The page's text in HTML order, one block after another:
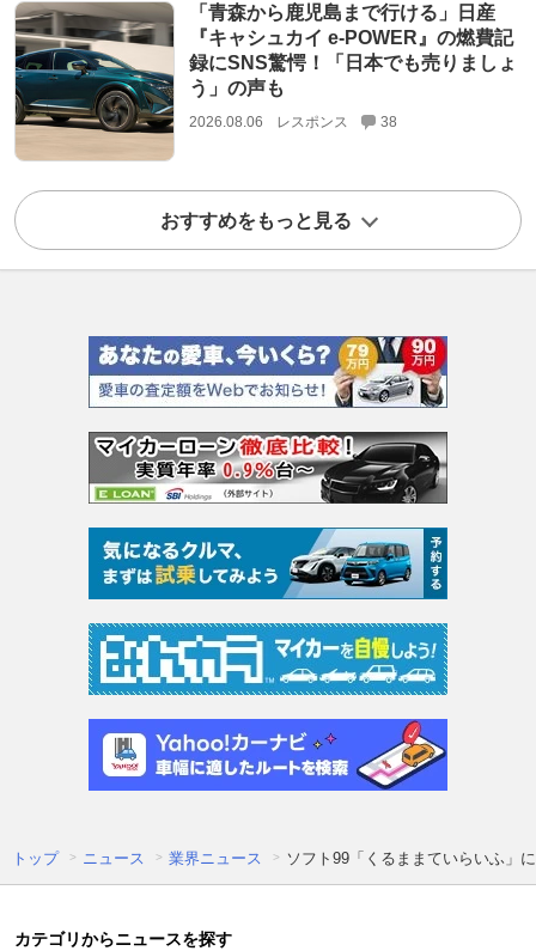
「青森から鹿児島まで行ける」日産
『キャシュカイ e-POWER』の燃費記
録にSNS驚愕！「日本でも売りましょ
う」の声も
2026.08.06 レスポンス 38
おすすめをもっと見る
トップ ニュース 業界ニュース ソフト99「くるままていらいふ」
カテゴリからニュースを探す